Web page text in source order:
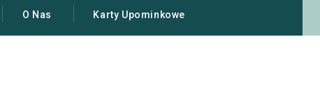
O Nas Karty Upominkowe